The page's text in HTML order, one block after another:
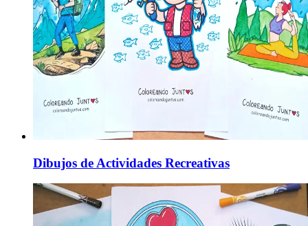
Dibujos de Actividades Recreativas